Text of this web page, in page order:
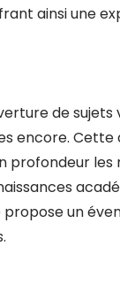
ainsi une
de
encore.
profondeur
un